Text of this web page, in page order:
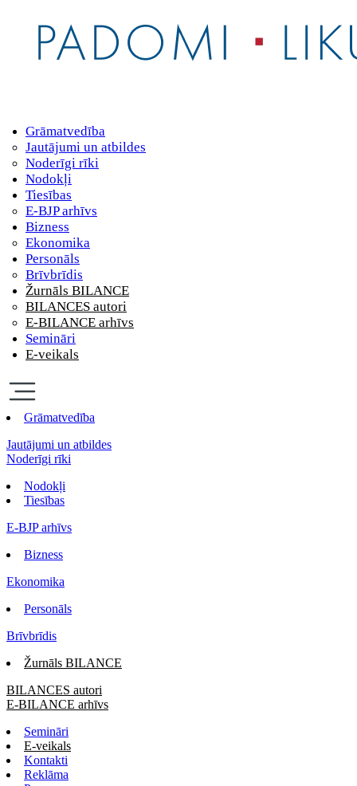
Grāmatvedība
Jautājumi un atbildes
Noderīgi rīki
Nodokļi
Tiesības
E-BJP arhīvs
Bizness
Ekonomika
Personāls
Brīvbrīdis
Žurnāls BILANCE
BILANCES autori
E-BILANCE arhīvs
Semināri
E-veikals
Grāmatvedība
Jautājumi un atbildes
Noderīgi rīki
Nodokļi
Tiesības
E-BJP arhīvs
Bizness
Ekonomika
Personāls
Brīvbrīdis
Žurnāls BILANCE
BILANCES autori
E-BILANCE arhīvs
Semināri
E-veikals
Kontakti
Reklāma